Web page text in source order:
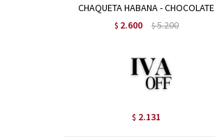
CHAQUETA HABANA - CHOCOLATE
$ 2.600 $5.200
$ 2.131